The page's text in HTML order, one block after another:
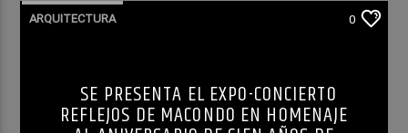
ARQUITECTURA 0
SE PRESENTA EL EXPO-CONCIERTO
REFLEJOS DE MACONDO EN HOMENAJE